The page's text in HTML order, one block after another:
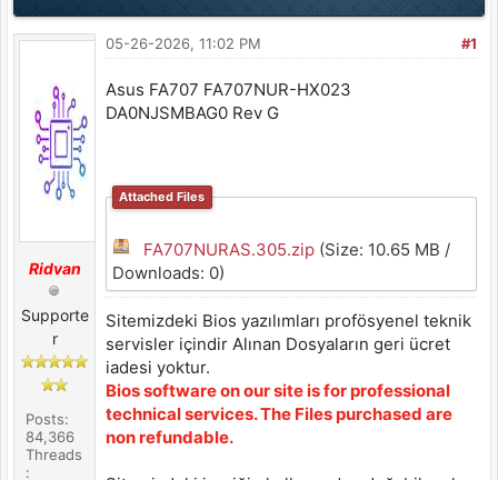
Ridvan
Supporte
r
Posts:
84,366
Threads
:
#1
05-26-2026, 11:02 PM
Asus FA707 FA707NUR-HX023
DA0NJSMBAG0 Rev G
Attached Files
FA707NURAS.305.zip(Size: 10.65 MB /
Downloads: 0)
Sitemizdeki Bios yazılımları profösyenel teknik
servisler içindir Alınan Dosyaların geri ücret
iadesi yoktur.
Bios software on our site is for professional
technical services. The Files purchased are
non refundable.